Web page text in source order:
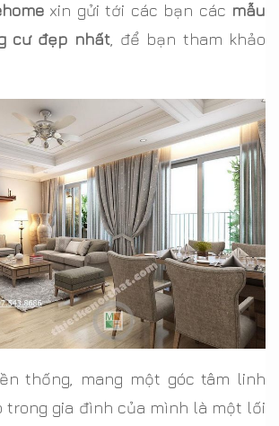
xin gửi tới các bạn các mẫu
cư đẹp nhất, để bạn tham khảo
thống, mang một góc tâm linh
trong gia đình của mình là một lối